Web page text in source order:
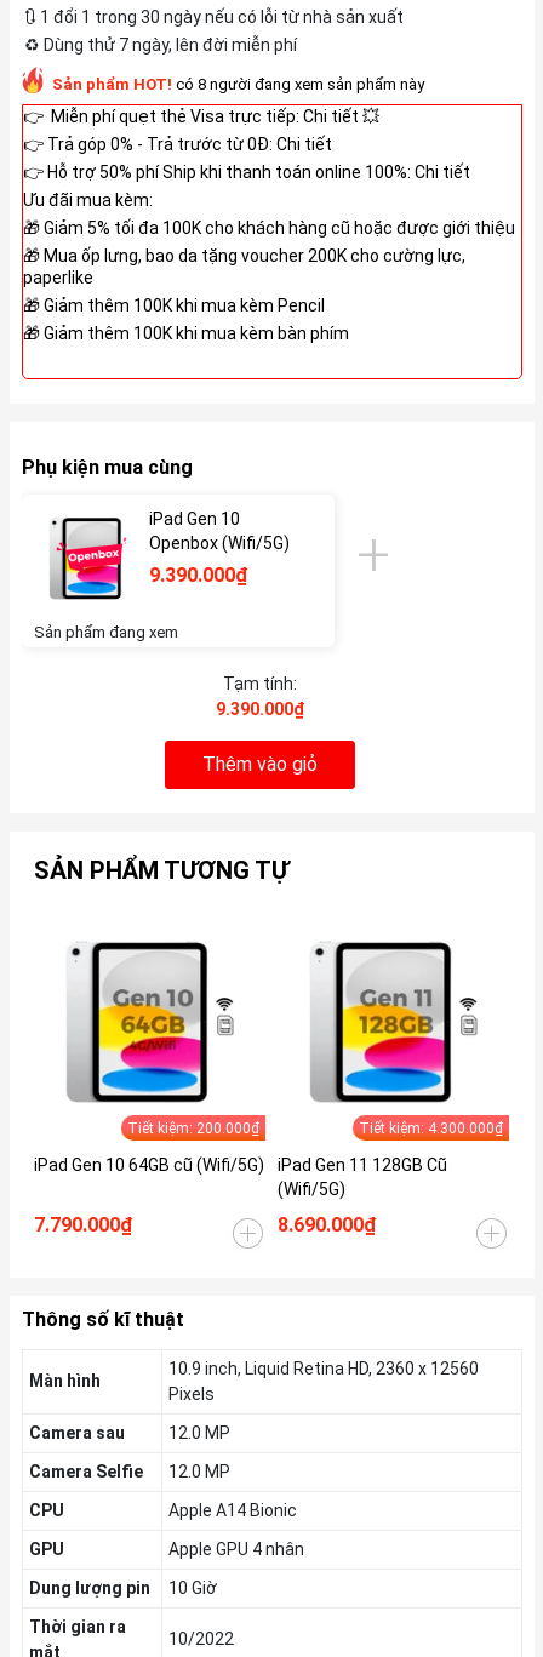
🔃 1 đổi 1 trong 30 ngày nếu có lỗi từ nhà sản xuất
♻️ Dùng thử 7 ngày, lên đời miễn phí
Sản phẩm HOT! có 8 người đang xem sản phẩm này
👉 Miễn phí quẹt thẻ Visa trực tiếp: Chi tiết 💥
👉 Trả góp 0% - Trả trước từ 0Đ: Chi tiết
👉 Hỗ trợ 50% phí Ship khi thanh toán online 100%: Chi tiết
Ưu đãi mua kèm:
🎁 Giảm 5% tối đa 100K cho khách hàng cũ hoặc được giới thiệu
🎁 Mua ốp lưng, bao da tặng voucher 200K cho cường lực,
paperlike
🎁 Giảm thêm 100K khi mua kèm Pencil
🎁 Giảm thêm 100K khi mua kèm bàn phím
Phụ kiện mua cùng
iPad Gen 10
Openbox (Wifi/5G)
9.390.000₫
Sản phẩm đang xem
Tạm tính:
9.390.000₫
Thêm vào giỏ
SẢN PHẨM TƯƠNG TỰ
Tiết kiệm: 200.000₫
iPad Gen 10 64GB cũ (Wifi/5G)
7.790.000₫
Tiết kiệm: 4.300.000₫
iPad Gen 11 128GB Cũ
(Wifi/5G)
8.690.000₫
Thông số kĩ thuật
Màn hình
10.9 inch, Liquid Retina HD, 2360 x 12560
Pixels
Camera sau
12.0 MP
Camera Selfie
12.0 MP
CPU
Apple A14 Bionic
GPU
Apple GPU 4 nhân
Dung lượng pin
10 Giờ
Thời gian ra
mắt
10/2022